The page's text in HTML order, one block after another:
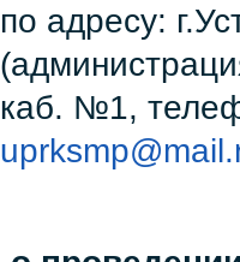
по адресу:
каб. №1,